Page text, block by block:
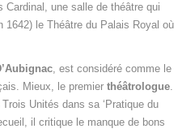
Cardinal, une salle de théâtre qui
1642) le Théâtre du Palais Royal où
, est considéré comme le
Mieux, le premier théâtrologue.
Unités dans sa ‘Pratique du
il critique le manque de bons